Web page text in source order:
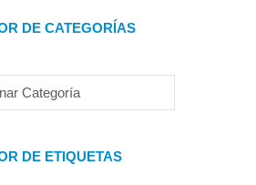
DE CATEGORÍAS
DE ETIQUETAS